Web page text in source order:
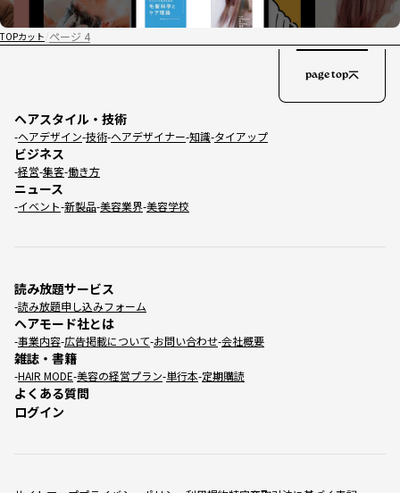
TOPカット ページ 4
ヘアスタイル・技術
ヘアデザイン 技術 ヘアデザイナー 知識 タイアップ
ビジネス
経営 集客 働き方
ニュース
イベント 新製品 美容業界 美容学校
読み放題サービス
読み放題申し込みフォーム
ヘアモード社とは
事業内容 広告掲載について お問い合わせ 会社概要
雑誌・書籍
HAIR MODE 美容の経営プラン 単行本 定期購読
よくある質問
ログイン
page top